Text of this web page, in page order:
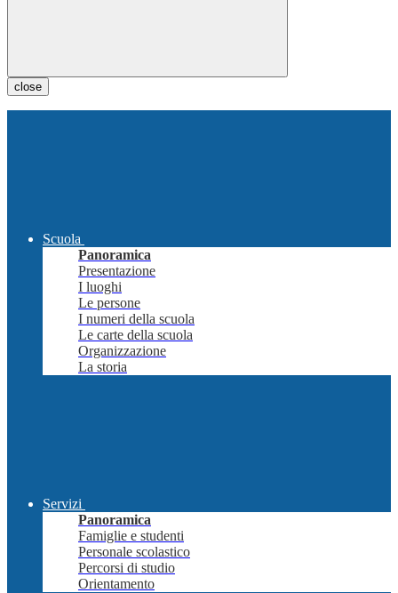
close
Scuola
Panoramica
Presentazione
I luoghi
Le persone
I numeri della scuola
Le carte della scuola
Organizzazione
La storia
Servizi
Panoramica
Famiglie e studenti
Personale scolastico
Percorsi di studio
Orientamento